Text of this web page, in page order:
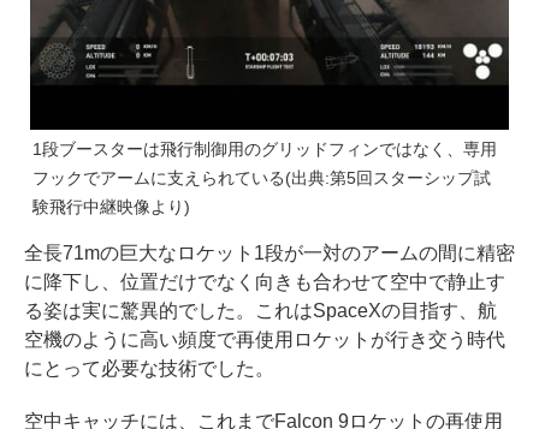
1段ブースターは飛行制御用のグリッドフィンではなく、専用
フックでアームに支えられている(出典:第5回スターシップ試
験飛行中継映像より)
全長71mの巨大なロケット1段が一対のアームの間に精密
に降下し、位置だけでなく向きも合わせて空中で静止す
る姿は実に驚異的でした。これはSpaceXの目指す、航
空機のように高い頻度で再使用ロケットが行き交う時代
にとって必要な技術でした。
空中キャッチには、これまでFalcon 9ロケットの再使用